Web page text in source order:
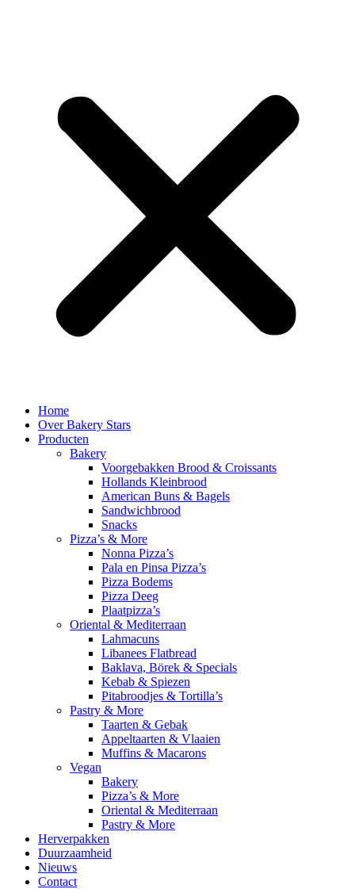
Home
Over Bakery Stars
Producten
Bakery
Voorgebakken Brood & Croissants
Hollands Kleinbrood
American Buns & Bagels
Sandwichbrood
Snacks
Pizza’s & More
Nonna Pizza’s
Pala en Pinsa Pizza’s
Pizza Bodems
Pizza Deeg
Plaatpizza’s
Oriental & Mediterraan
Lahmacuns
Libanees Flatbread
Baklava, Börek & Specials
Kebab & Spiezen
Pitabroodjes & Tortilla’s
Pastry & More
Taarten & Gebak
Appeltaarten & Vlaaien
Muffins & Macarons
Vegan
Bakery
Pizza’s & More
Oriental & Mediterraan
Pastry & More
Herverpakken
Duurzaamheid
Nieuws
Contact